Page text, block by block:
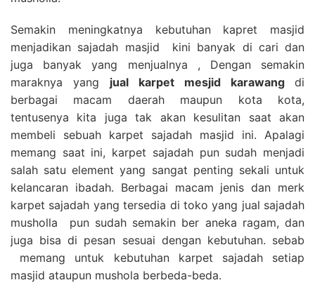
Semakin meningkatnya kebutuhan kapret masjid
menjadikan sajadah masjid kini banyak di cari dan
juga banyak yang menjualnya , Dengan semakin
maraknya yang jual karpet mesjid karawang di
berbagai macam daerah maupun kota kota,
tentusenya kita juga tak akan kesulitan saat akan
membeli sebuah karpet sajadah masjid ini. Apalagi
memang saat ini, karpet sajadah pun sudah menjadi
salah satu element yang sangat penting sekali untuk
kelancaran ibadah. Berbagai macam jenis dan merk
karpet sajadah yang tersedia di toko yang jual sajadah
musholla pun sudah semakin ber aneka ragam, dan
juga bisa di pesan sesuai dengan kebutuhan. sebab
memang untuk kebutuhan karpet sajadah setiap
masjid ataupun mushola berbeda-beda.